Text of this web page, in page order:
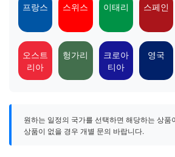
프랑스 스위스 이태리 스페인
오스트
리아
헝가리
크로아
티아
영국
원하는 일정의 국가를 선택하면 해당하는 상품
상품이 없을 경우 개별 문의 바랍니다.